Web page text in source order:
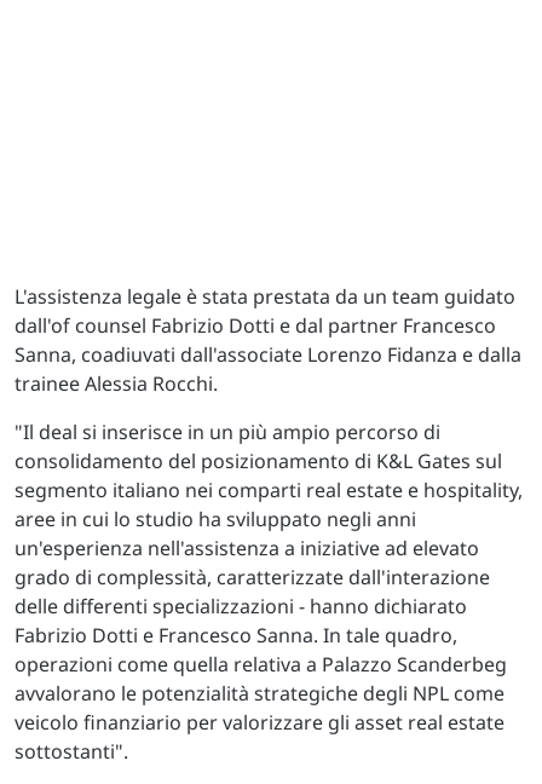
L'assistenza legale è stata prestata da un team guidato
dall'of counsel Fabrizio Dotti e dal partner Francesco
Sanna, coadiuvati dall'associate Lorenzo Fidanza e dalla
trainee Alessia Rocchi.
"Il deal si inserisce in un più ampio percorso di
consolidamento del posizionamento di K&L Gates sul
segmento italiano nei comparti real estate e hospitality,
aree in cui lo studio ha sviluppato negli anni
un'esperienza nell'assistenza a iniziative ad elevato
grado di complessità, caratterizzate dall'interazione
delle differenti specializzazioni - hanno dichiarato
Fabrizio Dotti e Francesco Sanna. In tale quadro,
operazioni come quella relativa a Palazzo Scanderbeg
avvalorano le potenzialità strategiche degli NPL come
veicolo finanziario per valorizzare gli asset real estate
sottostanti".